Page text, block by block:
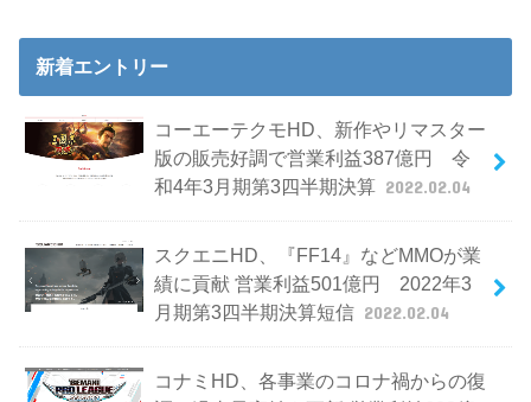
新着エントリー
コーエーテクモHD、新作やリマスター
版の販売好調で営業利益387億円 令
和4年3月期第3四半期決算 2022.02.04
スクエニHD、『FF14』などMMOが業
績に貢献 営業利益501億円 2022年3
月期第3四半期決算短信 2022.02.04
コナミHD、各事業のコロナ禍からの復